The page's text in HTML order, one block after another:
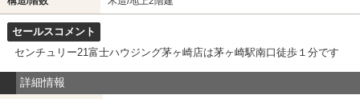
セールスコメント
センチュリー21富士ハウジング茅ヶ崎店は茅ヶ崎駅南口徒歩１分です
詳細情報